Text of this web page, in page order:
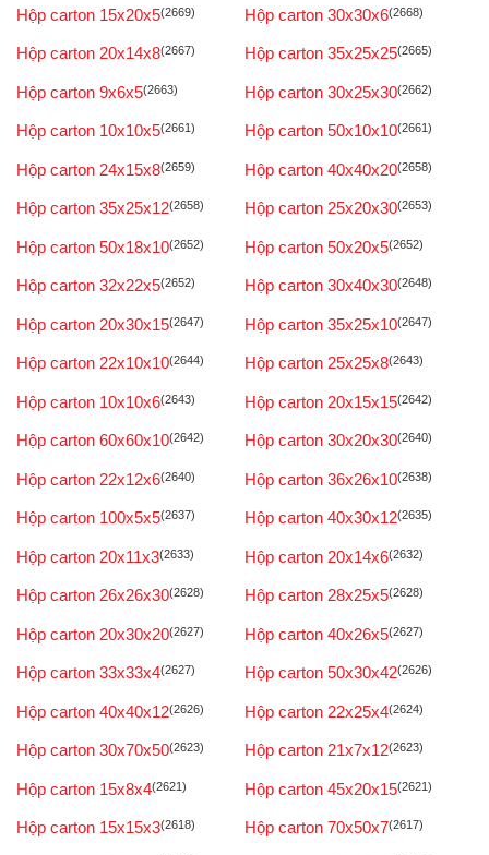
Hộp carton 15x20x5(2669) Hộp carton 30x30x6(2668)
Hộp carton 20x14x8(2667) Hộp carton 35x25x25(2665)
Hộp carton 9x6x5(2663) Hộp carton 30x25x30(2662)
Hộp carton 10x10x5(2661) Hộp carton 50x10x10(2661)
Hộp carton 24x15x8(2659) Hộp carton 40x40x20(2658)
Hộp carton 35x25x12(2658) Hộp carton 25x20x30(2653)
Hộp carton 50x18x10(2652) Hộp carton 50x20x5(2652)
Hộp carton 32x22x5(2652) Hộp carton 30x40x30(2648)
Hộp carton 20x30x15(2647) Hộp carton 35x25x10(2647)
Hộp carton 22x10x10(2644) Hộp carton 25x25x8(2643)
Hộp carton 10x10x6(2643) Hộp carton 20x15x15(2642)
Hộp carton 60x60x10(2642) Hộp carton 30x20x30(2640)
Hộp carton 22x12x6(2640) Hộp carton 36x26x10(2638)
Hộp carton 100x5x5(2637) Hộp carton 40x30x12(2635)
Hộp carton 20x11x3(2633) Hộp carton 20x14x6(2632)
Hộp carton 26x26x30(2628) Hộp carton 28x25x5(2628)
Hộp carton 20x30x20(2627) Hộp carton 40x26x5(2627)
Hộp carton 33x33x4(2627) Hộp carton 50x30x42(2626)
Hộp carton 40x40x12(2626) Hộp carton 22x25x4(2624)
Hộp carton 30x70x50(2623) Hộp carton 21x7x12(2623)
Hộp carton 15x8x4(2621) Hộp carton 45x20x15(2621)
Hộp carton 15x15x3(2618) Hộp carton 70x50x7(2617)